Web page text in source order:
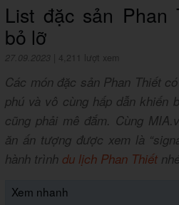
List đặc sản Phan
bỏ lỡ
27.09.2023 4,211 lượt xem
Các món đặc sản Phan Thiết
phú và vô cùng hấp dẫn khiến
cũng phải mê đắm. Cùng
ăn ấn tượng được xem là
hành trình du lịch Phan Thiết
Xem nhanh